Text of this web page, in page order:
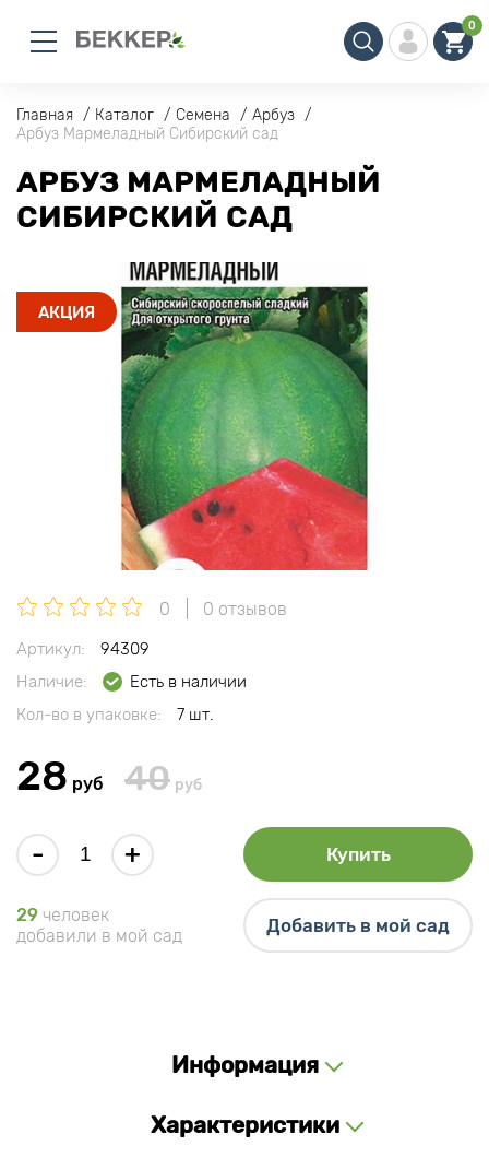
0
Главная Каталог Семена
Арбуз
Арбуз Мармеладный Сибирский сад
АРБУЗ МАРМЕЛАДНЫЙ
СИБИРСКИЙ САД
АКЦИЯ
0 0 отзывов
Артикул:
94309
Наличие:
Есть в наличии
Кол-во в упаковке:
7 шт.
28 руб 40 руб
- + Купить
29 человек
добавили в мой сад
Добавить в мой сад
Информация
Характеристики